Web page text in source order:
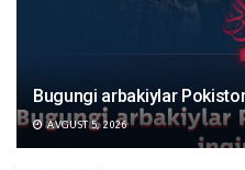
Bugungi arbakiylar
AVGUST 5, 2026